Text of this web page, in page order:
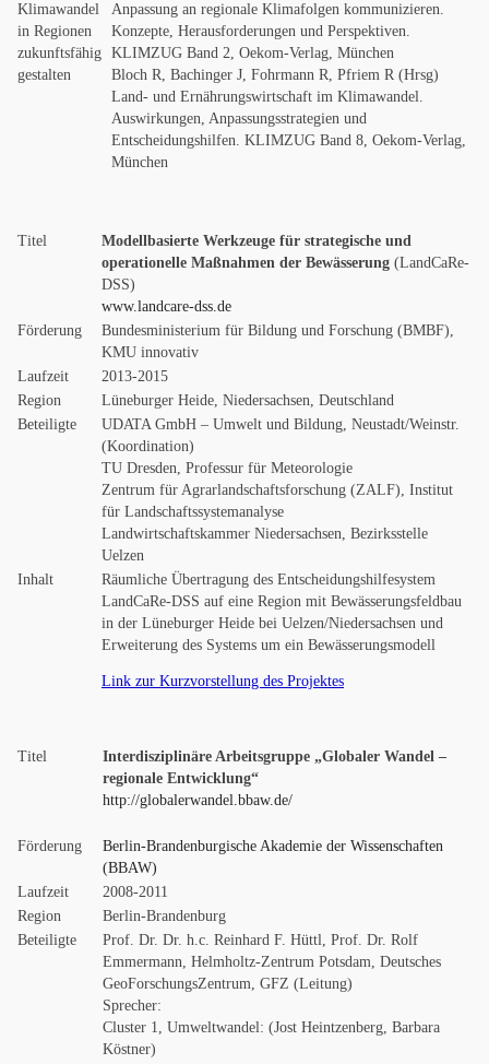
Klimawandel
in Regionen
zukunftsfähig
gestalten
Anpassung an regionale Klimafolgen kommunizieren.
Konzepte, Herausforderungen und Perspektiven.
KLIMZUG Band 2, Oekom-Verlag, München
Bloch R, Bachinger J, Fohrmann R, Pfriem R (Hrsg)
Land- und Ernährungswirtschaft im Klimawandel.
Auswirkungen, Anpassungsstrategien und
Entscheidungshilfen. KLIMZUG Band 8, Oekom-Verlag,
München
Titel
Modellbasierte Werkzeuge für strategische und
operationelle Maßnahmen der Bewässerung (LandCaRe-
DSS)
www.landcare-dss.de
Förderung
Bundesministerium für Bildung und Forschung (BMBF),
KMU innovativ
Laufzeit
2013-2015
Region
Lüneburger Heide, Niedersachsen, Deutschland
Beteiligte
UDATA GmbH – Umwelt und Bildung, Neustadt/Weinstr.
(Koordination)
TU Dresden, Professur für Meteorologie
Zentrum für Agrarlandschaftsforschung (ZALF), Institut
für Landschaftssystemanalyse
Landwirtschaftskammer Niedersachsen, Bezirksstelle
Uelzen
Inhalt
Räumliche Übertragung des Entscheidungshilfesystem
LandCaRe-DSS auf eine Region mit Bewässerungsfeldbau
in der Lüneburger Heide bei Uelzen/Niedersachsen und
Erweiterung des Systems um ein Bewässerungsmodell
Link zur Kurzvorstellung des Projektes
Titel
Interdisziplinäre Arbeitsgruppe „Globaler Wandel –
regionale Entwicklung“
http://globalerwandel.bbaw.de/
Förderung
Berlin-Brandenburgische Akademie der Wissenschaften
(BBAW)
Laufzeit
2008-2011
Region
Berlin-Brandenburg
Beteiligte
Prof. Dr. Dr. h.c. Reinhard F. Hüttl, Prof. Dr. Rolf
Emmermann, Helmholtz-Zentrum Potsdam, Deutsches
GeoForschungsZentrum, GFZ (Leitung)
Sprecher:
Cluster 1, Umweltwandel: (Jost Heintzenberg, Barbara
Köstner)